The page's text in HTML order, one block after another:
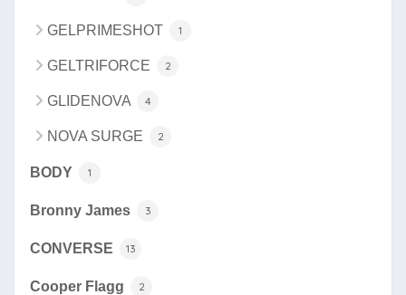
GELPRIMESHOT 1
GELTRIFORCE 2
GLIDENOVA 4
NOVA SURGE 2
BODY 1
Bronny James 3
CONVERSE 13
Cooper Flagg 2